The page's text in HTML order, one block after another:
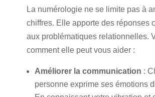
La numérologie ne se limite pas à
chiffres. Elle apporte des réponses
aux problématiques relationnelles.
comment elle peut vous aider :
Améliorer la communication :
personne exprime ses émotions